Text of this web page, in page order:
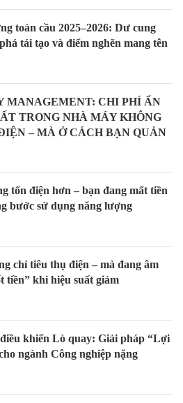
toàn cầu 2025–2026: Dư cung
tái tạo và điểm nghẽn mang tên
MANAGEMENT: CHI PHÍ ẨN
TRONG NHÀ MÁY KHÔNG
– MÀ Ở CÁCH BẠN QUẢN
tốn điện hơn – bạn đang mất tiền
bước sử dụng năng lượng
chỉ tiêu thụ điện – mà đang âm
tiền” khi hiệu suất giảm
khiển Lò quay: Giải pháp “Lợi
ngành Công nghiệp nặng